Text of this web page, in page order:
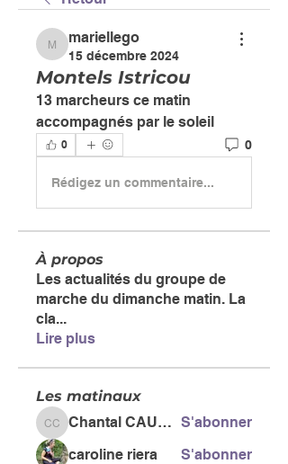
mariellego
mariellego
15 décembre 2024
Montels Istricou
13 marcheurs ce matin
accompagnés par le soleil
0 0
Rédigez un commentaire...
À propos
Les actualités du groupe de
marche du dimanche matin. La
cla...
Lire plus
Les matinaux
Chantal CAUSSE Chantal CAUSSE S'abonner
caroline riera
S'abonner